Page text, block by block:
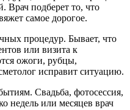
Врач подберет то, что
самое дорогое.
процедур. Бывает, что
или визита к
ожоги, рубцы,
исправит ситуацию.
Свадьба, фотосессия,
недель или месяцев врач